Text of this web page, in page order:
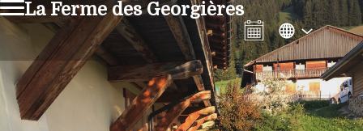
La Ferme des Georgières